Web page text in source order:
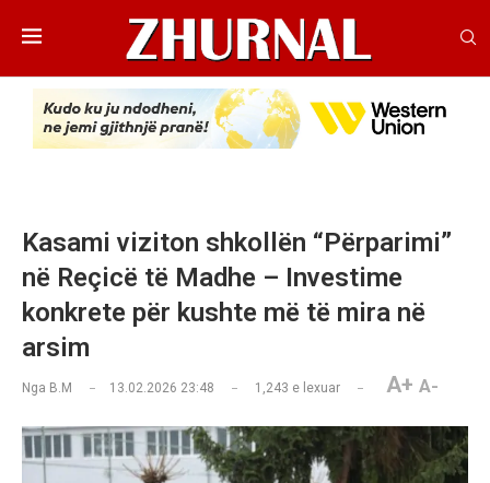
Kasami viziton shkollën “Përparimi”
në Reçicë të Madhe – Investime
konkrete për kushte më të mira në
arsim
Nga B.M 13.02.2026 23:48 1,243 e lexuar A+ A-